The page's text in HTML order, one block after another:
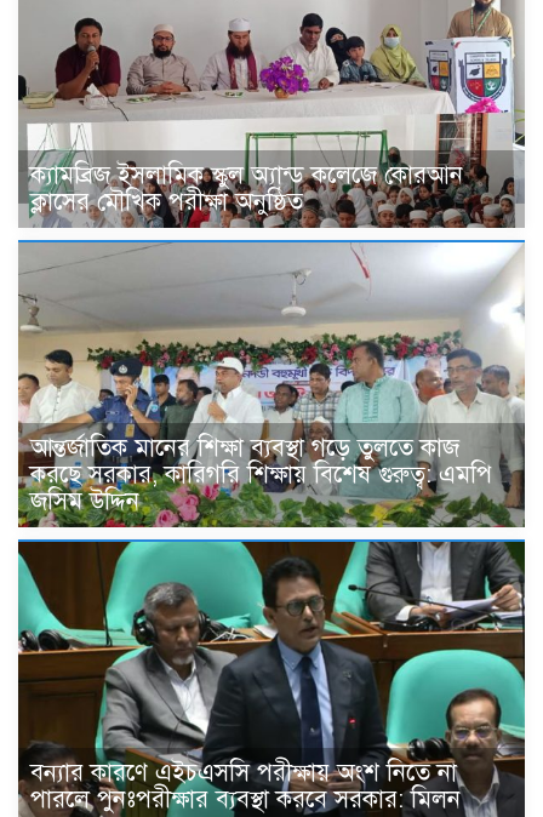
ক্যামব্রিজ ইসলামিক স্কুল অ্যান্ড কলেজে কোরআন
ক্লাসের মৌখিক পরীক্ষা অনুষ্ঠিত
আন্তর্জাতিক মানের শিক্ষা ব্যবস্থা গড়ে তুলতে কাজ
করছে সরকার, কারিগরি শিক্ষায় বিশেষ গুরুত্ব: এমপি
জসিম উদ্দিন
বন্যার কারণে এইচএসসি পরীক্ষায় অংশ নিতে না
পারলে পুনঃপরীক্ষার ব্যবস্থা করবে সরকার: মিলন